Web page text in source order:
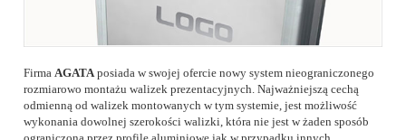
Firma AGATA posiada w swojej ofercie nowy system nieograniczonego
rozmiarowo montażu walizek prezentacyjnych. Najważniejszą cechą
odmienną od walizek montowanych w tym systemie, jest możliwość
wykonania dowolnej szerokości walizki, która nie jest w żaden sposób